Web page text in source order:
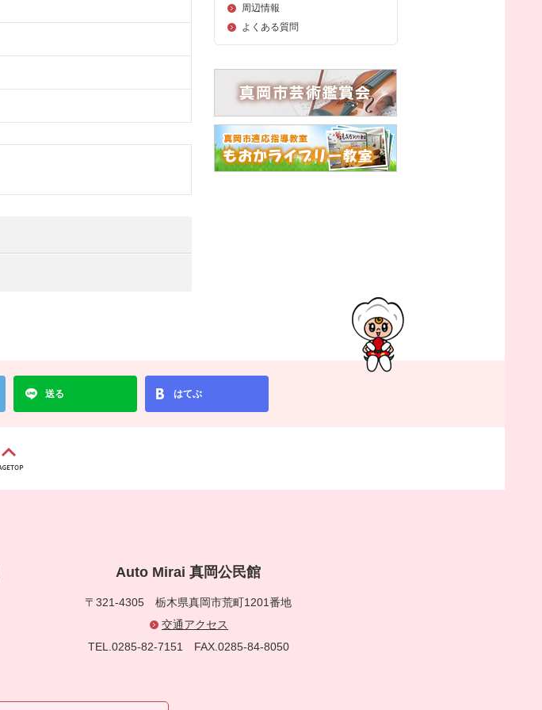
周辺情報
よくある質問
送る はてぶ
Auto Mirai 真岡公民館
〒321-4305 栃木県真岡市荒町1201番地
交通アクセス
TEL.0285-82-7151 FAX.0285-84-8050